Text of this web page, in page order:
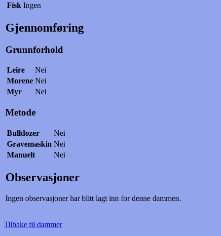
Fisk Ingen
Gjennomføring
Grunnforhold
Leire
Nei
Morene Nei
Myr
Nei
Metode
Bulldozer
Nei
Gravemaskin Nei
Manuelt
Nei
Observasjoner
Ingen observasjoner har blitt lagt inn for denne dammen.
Tilbake til dammer